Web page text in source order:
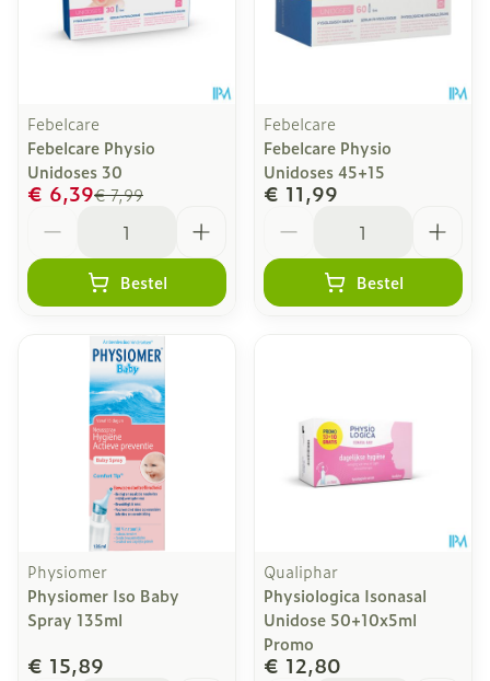
Febelcare
Febelcare Physio
Unidoses 30
€ 7,99
€ 6,39
Bestel
Febelcare
Febelcare Physio
Unidoses 45+15
€ 11,99
Bestel
Physiomer
Physiomer Iso Baby
Spray 135ml
€ 15,89
Qualiphar
Physiologica Isonasal
Unidose 50+10x5ml
Promo
€ 12,80